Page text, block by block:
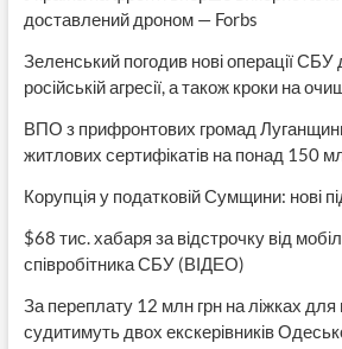
доставлений дроном — Forbs
Зеленський погодив нові операції СБУ
російській агресії, а також кроки на
ВПО з прифронтових громад
житлових сертифікатів на понад 150
Корупція у податковій Сумщини: нові
$68 тис. хабаря за відстрочку від
співробітника СБУ (ВІДЕО)
За переплату 12 млн грн на ліжках для
судитимуть двох екскерівників